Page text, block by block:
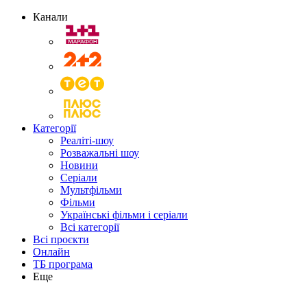
Канали
Категорії
Реаліті-шоу
Розважальні шоу
Новини
Серіали
Мультфільми
Фільми
Українські фільми і серіали
Всі категорії
Всі проєкти
Онлайн
ТБ програма
Еще